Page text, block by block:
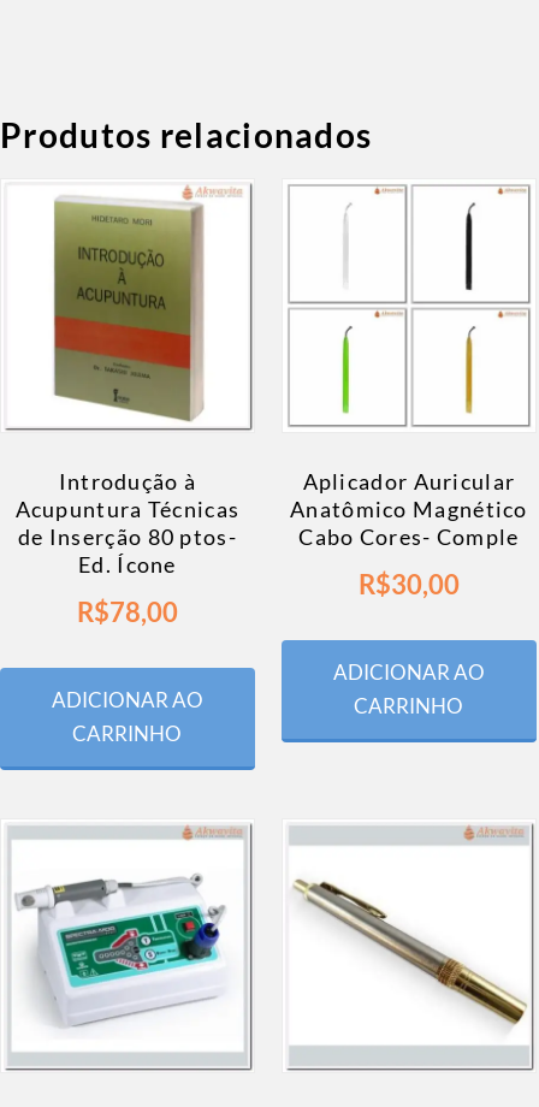
Produtos relacionados
Introdução à
Acupuntura Técnicas
de Inserção 80 ptos-
Ed. Ícone
R$78,00
ADICIONAR AO
CARRINHO
Aplicador Auricular
Anatômico Magnético
Cabo Cores- Comple
R$30,00
ADICIONAR AO
CARRINHO